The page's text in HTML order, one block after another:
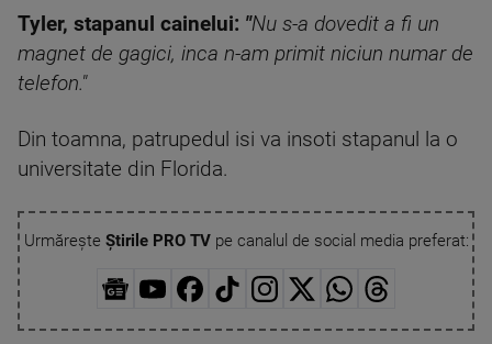
Tyler, stapanul cainelui: "Nu s-a dovedit a fi un
magnet de gagici, inca n-am primit niciun numar de
telefon."
Din toamna, patrupedul isi va insoti stapanul la o
universitate din Florida.
Urmărește Știrile PRO TVpe canalul de social media preferat: